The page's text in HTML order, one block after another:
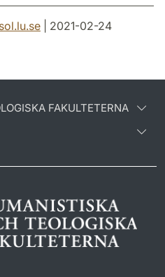
sol.lu.se | 2021-02-24
FAKULTETERNA